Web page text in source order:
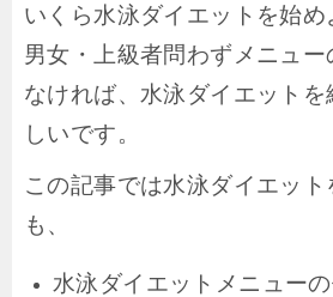
いくら水泳ダイエットを始め
男女・上級者問わずメニュー
なければ、水泳ダイエット
しいです。
この記事では水泳ダイエッ
も、
水泳ダイエットメニュー